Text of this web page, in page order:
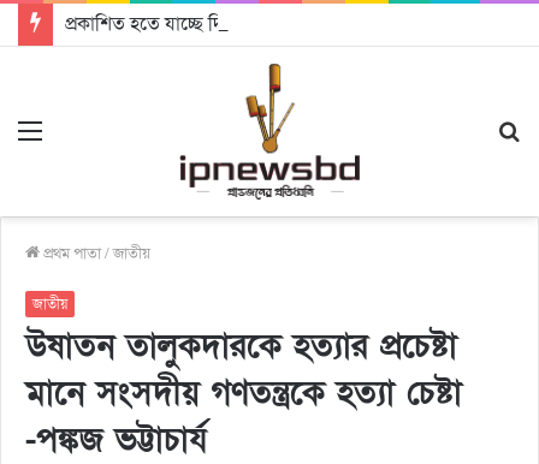
প্রকাশিত হতে যাচ্ছে দি রাবুগার নতুন গান ‘Baljanggi’
প্রথম পাতা/জাতীয়
জাতীয়
উষাতন তালুকদারকে হত্যার প্রচেষ্টা
মানে সংসদীয় গণতন্ত্রকে হত্যা চেষ্টা
-পঙ্কজ ভট্টাচার্য